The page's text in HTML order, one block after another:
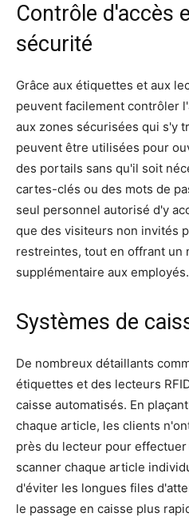
Contrôle d'accès
sécurité
Grâce aux étiquettes et aux
peuvent facilement contrôler
aux zones sécurisées qui s'y
peuvent être utilisées pour
des portails sans qu'il soit
cartes-clés ou des mots de
seul personnel autorisé d'y
que des visiteurs non invités
restreintes, tout en offrant un
supplémentaire aux employés.
Systèmes de
De nombreux détaillants
étiquettes et des lecteurs
caisse automatisés. En
chaque article, les clients
près du lecteur pour effectuer
scanner chaque article
d'éviter les longues files
le passage en caisse plus